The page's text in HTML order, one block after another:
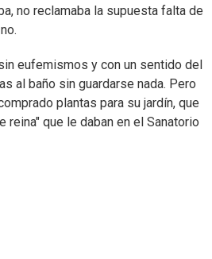
no reclamaba la supuesta falta de
eufemismos y con un sentido del
al baño sin guardarse nada. Pero
plantas para su jardín, que
que le daban en el Sanatorio